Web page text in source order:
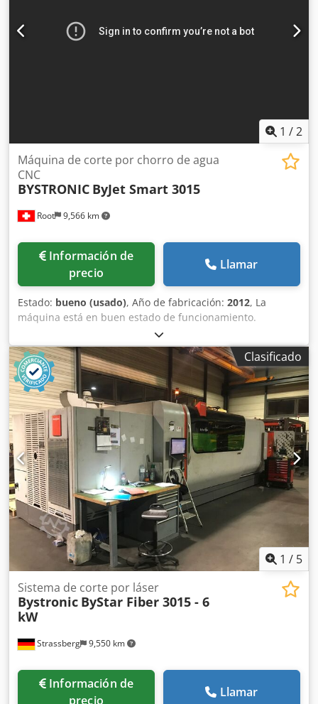
chapa (acero inoxidable): 6 mm Espesor máx. de chapa
(acero resistente a ácidos): 6 mm Espesor máx. de chapa
1 /2
Root 9,566 km
Máquina de corte por chorro de agua
CNC
BYSTRONIC ByJet Smart 3015
Información de
precio
Llamar
Estado: bueno (usado), Año de fabricación: 2012, La
máquina está en buen estado de funcionamiento.
Clasificado
1 / 5
Strassberg 9,550 km
Sistema de corte por láser
Bystronic ByStar Fiber 3015 - 6
kW
Información de
precio
Llamar